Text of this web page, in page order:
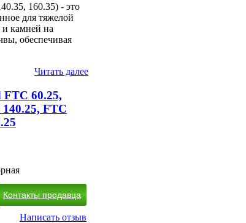
160.35) - это
для тяжелой
и камней на
обеспечивая
Читать далее
FTC 60.25,
FTC
Контакты продавца
Написать отзыв